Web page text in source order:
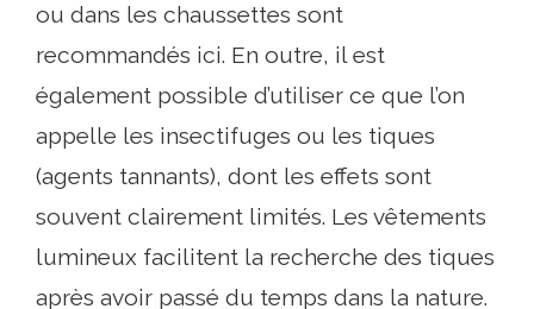
ou dans les chaussettes sont
recommandés ici. En outre, il est
également possible d’utiliser ce que l’on
appelle les insectifuges ou les tiques
(agents tannants), dont les effets sont
souvent clairement limités. Les vêtements
lumineux facilitent la recherche des tiques
après avoir passé du temps dans la nature.